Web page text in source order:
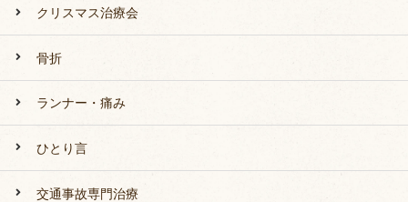
クリスマス治療会
骨折
ランナー・痛み
ひとり言
交通事故専門治療